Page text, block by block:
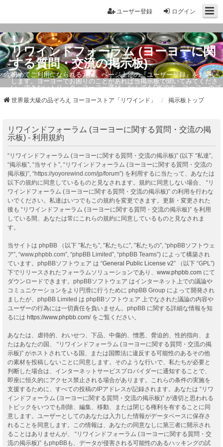
ログイン
ユーザー登録
リワインドフォーラム (ヨーヨーに関
する質問・交流の掲示板)
初めてご利用になられる方は、ページ上部の『ユーザー登録』をお願い
します。ヨーヨーでお困りのことがあれば当掲示板で聞いてみてくださ
い。できないトリック・ヨーヨー選び、なんでもOKです。ヨーヨーのプ
世界最大級の品ぞろえ ヨーヨーストア「リワインド」 掲示板トップ
リワインドフォーラム (ヨーヨーに関する質問・交流の掲
示板) - 利用規約
“リワインドフォーラム (ヨーヨーに関する質問・交流の掲示板)” (以下 “私達”,
“掲示板”, “当サイト”, “リワインドフォーラム (ヨーヨーに関する質問・交流の
掲示板)”, “https://yoyorewind.com/jp/forum”) を利用するに当たって、あなたは
以下の規約に同意しているものと見なされます。規約に同意しない場合、 “リ
ワインドフォーラム (ヨーヨーに関する質問・交流の掲示板)” の利用を行わな
いでください。私達はいつでもこの規約を変更できます。更新・変更された
後も “リワインドフォーラム (ヨーヨーに関する質問・交流の掲示板)” を利用
している間、あなたは常にこれらの規約に同意しているものと見なされま
す。
当サイトは phpBB （以下 ”私たち”, ”私たちに”, ”私たちの”, “phpBBソフトウェ
ア”, “www.phpbb.com”, “phpBB Limited”, “phpBB Teams”) によって構築され
ています。phpBBソフトウェア は “General Public License v2” （以下 “GPL”)
下でリリースされたフォーラムソリューションであり、 www.phpbb.com にて
ダウンロードできます。phpBBソフトウェア はインターネット上での議論や
コミュニケーションをより円滑に行うために phpBB Group によって開発され
ましたが、phpBB Limited は phpBBソフトウェア 上でなされた議論の内容や
ユーザーの行為には一切責任を負いません。phpBB に関する詳細な情報を知
るには https://www.phpbb.com/をご覧ください。
あなたは、虐待的、わいせつ、下品、中傷的、憎悪、脅迫的、性的指向、ま
たはあなたの国、 “リワインドフォーラム (ヨーヨーに関する質問・交流の掲
示板)” がホストされている国、または国際法に違反する可能性のあるその他
の素材を投稿しないことに同意します。そのような行いで、私たちが必要と
判断した場合は、インターネットサービスプロバイダーに通知することで、
即座に恒久的にアクセス禁止される場合があります。これらの条件の実施を
支援するために、すべての投稿のIPアドレスが記録されます。あなたは “リワ
インドフォーラム (ヨーヨーに関する質問・交流の掲示板)” が適切と思われる
トピックをいつでも削除、編集、移動、または閉じる権利を有することに同
意します。ユーザーとしてのあなたは入力した情報がデータベースに保存さ
れることを同意します。この情報は、あなたの同意なしに第三者に開示され
ることはありませんが、 “リワインドフォーラム (ヨーヨーに関する質問・交
流の掲示板)” もphpBBも、データが侵害される可能性のあるハッキングの試